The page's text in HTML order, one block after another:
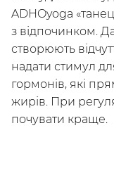
Мій кабінет /
ADHOyoga
з відпочинком.
створюють
надати стимул
гормонів, які
жирів. При
почувати краще.